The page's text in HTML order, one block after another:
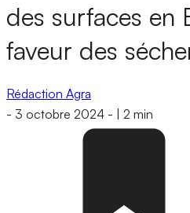
des surfaces en
faveur des
Rédaction Agra
- 3 octobre 2024 - 2 min